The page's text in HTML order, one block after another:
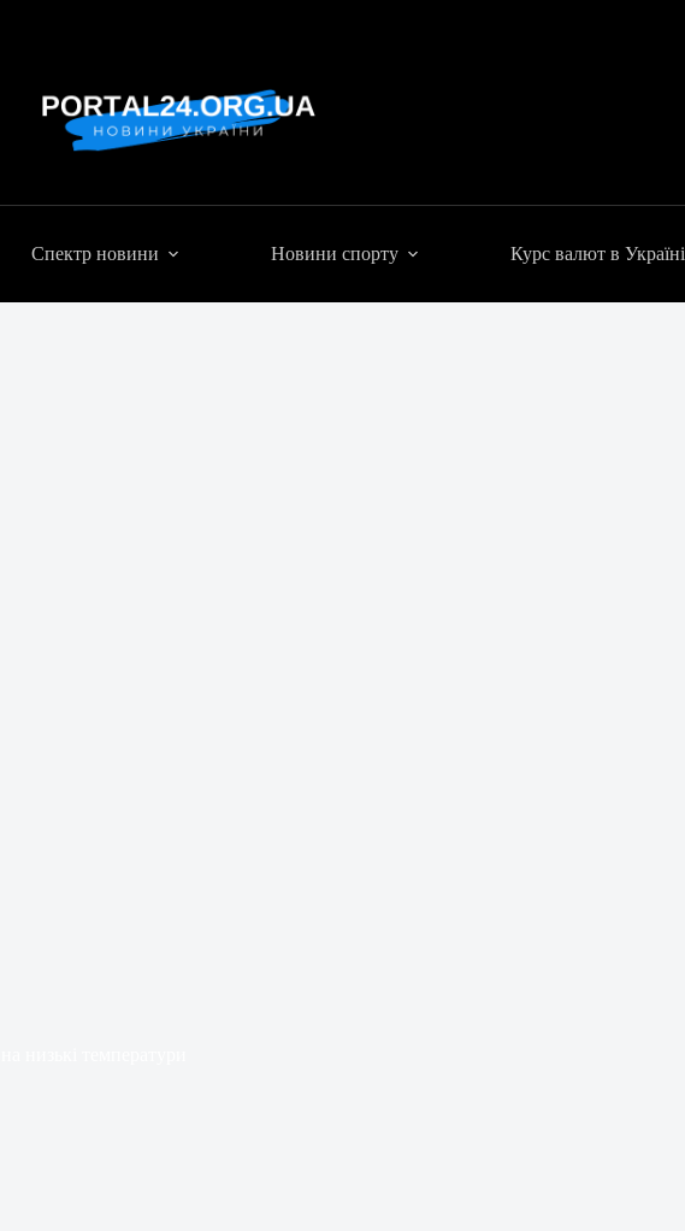
Спектр новини Новини спорту Курс валют в Україні